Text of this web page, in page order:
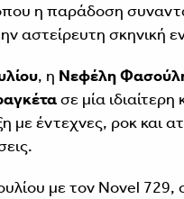
η παράδοση
αστείρευτη σκηνική
, η Νεφέλη
σε μία ιδιαίτερη
με έντεχνες, ροκ και
με τον Novel 729,